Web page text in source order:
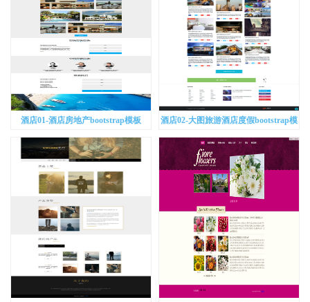
酒店01-酒店房地产bootstrap模板
酒店02-大图旅游酒店度假bootstrap模
板